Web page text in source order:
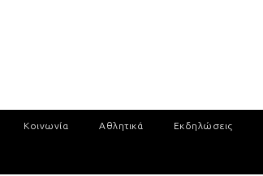
Κοινωνία Αθλητικά Εκδηλώσεις